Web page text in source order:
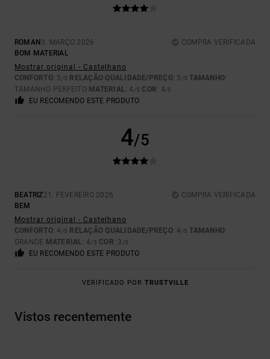
ROMAN 3. MARÇO 2026
COMPRA VERIFICADA
BOM MATERIAL
Mostrar original - Castelhano
CONFORTO: 5 /5 RELAÇÃO QUALIDADE/PREÇO: 5 /5 TAMANHO:
TAMANHO PERFEITO MATERIAL: 4 /5 COR: 4/5
EU RECOMENDO ESTE PRODUTO
4/5
BEATRIZ21. FEVEREIRO 2026
COMPRA VERIFICADA
BEM
Mostrar original - Castelhano
CONFORTO: 4 /5 RELAÇÃO QUALIDADE/PREÇO: 4 /5 TAMANHO:
GRANDE MATERIAL : 4/5 COR: 3 /5
EU RECOMENDO ESTE PRODUTO
VERIFICADO POR TRUSTVILLE
Vistos recentemente